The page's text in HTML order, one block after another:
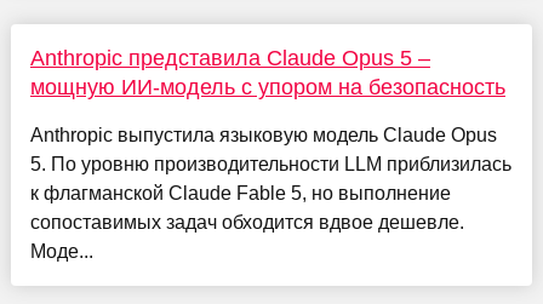
Anthropic представила Claude Opus 5 –
мощную ИИ-модель с упором на безопасность
Anthropic выпустила языковую модель Claude Opus
5. По уровню производительности LLM приблизилась
к флагманской Claude Fable 5, но выполнение
сопоставимых задач обходится вдвое дешевле.
Моде...